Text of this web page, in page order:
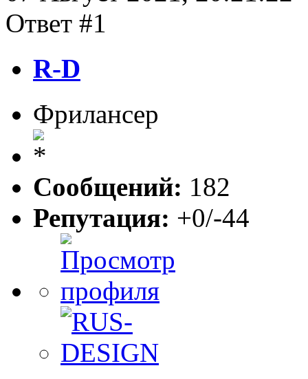
Ответ #1
R-D
Фрилансер
Сообщений: 182
Репутация: +0/-44